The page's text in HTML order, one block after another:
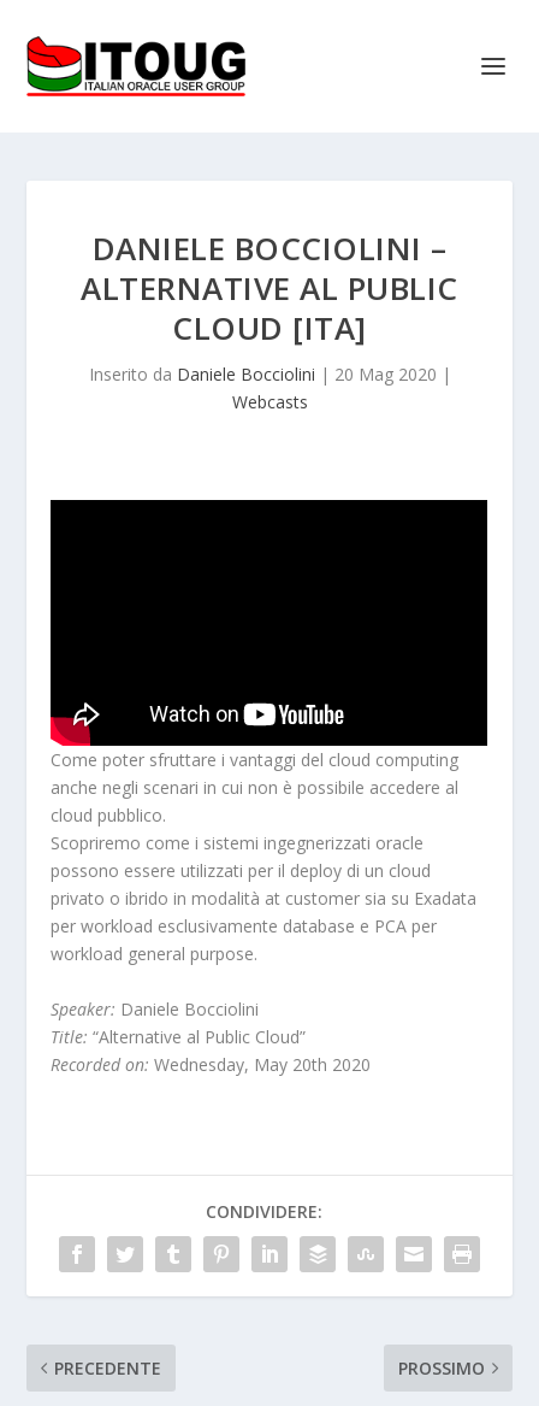
DANIELE BOCCIOLINI –
ALTERNATIVE AL PUBLIC
CLOUD [ITA]
Inserito da Daniele Bocciolini | 20 Mag 2020 |
Webcasts
Come poter sfruttare i vantaggi del cloud computing
anche negli scenari in cui non è possibile accedere al
cloud pubblico.
Scopriremo come i sistemi ingegnerizzati oracle
possono essere utilizzati per il deploy di un cloud
privato o ibrido in modalità at customer sia su Exadata
per workload esclusivamente database e PCA per
workload general purpose.
Speaker: Daniele Bocciolini
Title: “Alternative al Public Cloud”
Recorded on: Wednesday, May 20th 2020
CONDIVIDERE:
PRECEDENTE PROSSIMO